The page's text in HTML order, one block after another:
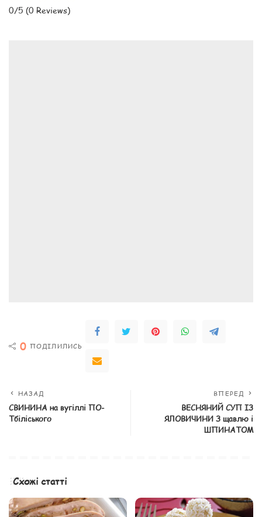
0/5 (0 Reviews)
0 ПОДІЛИЛИСЬ
НАЗАД
СВИНИНА на вугіллі ПО-
Тбіліського
ВПЕРЕД
ВЕСНЯНИЙ СУП ІЗ
ЯЛОВИЧИНИ З щавлю і
ШПИНАТОМ
Схожі статті